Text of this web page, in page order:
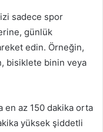
sadece spor
günlük
edin. Örneğin,
bisiklete binin veya
en az 150 dakika orta
yüksek şiddetli